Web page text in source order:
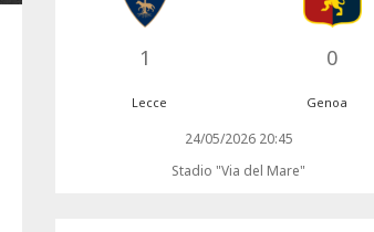
1 0
Lecce Genoa
24/05/2026 20:45
Stadio "Via del Mare"